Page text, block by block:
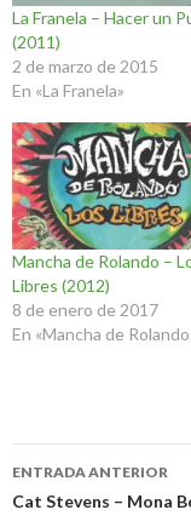
La Franela – Hacer un
(2011)
2 de marzo de 2015
En «La Franela»
Mancha de Rolando –
Libres (2012)
8 de enero de 2017
En «Mancha de
Navegación
de
ENTRADA ANTERIOR
Cat Stevens – Mona